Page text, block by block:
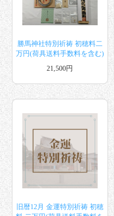
勝馬神社特別祈祷 初穂料二
万円(荷具送料手数料を含む)
21,500円
旧暦12月 金運特別祈祷 初穂